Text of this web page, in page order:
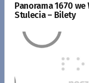
Panorama 1670
Stulecia – Bilety